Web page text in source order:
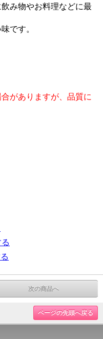
み物やお料理などに最
です。
がありますが、品質に
次の商品へ
ページの先頭へ戻る